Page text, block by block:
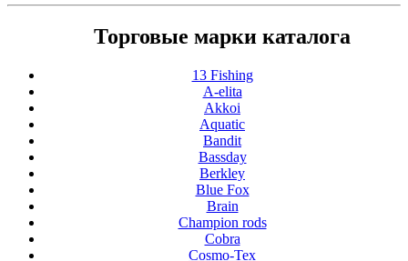
Торговые марки каталога
13 Fishing
A-elita
Akkoi
Aquatic
Bandit
Bassday
Berkley
Blue Fox
Brain
Champion rods
Cobra
Cosmo-Tex